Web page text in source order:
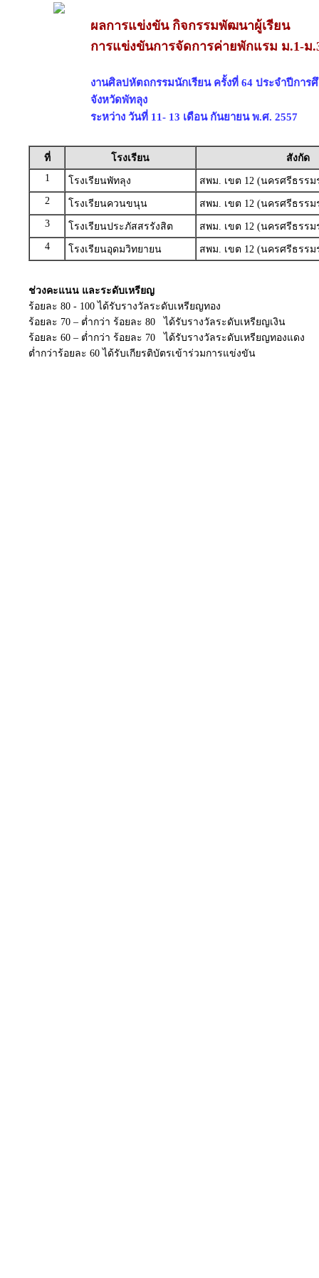
ผลการแข่งขัน กิจกรรมพัฒนาผู้เรียน
การแข่งขันการจัดการค่ายพักแรม ม.1-ม
งานศิลปหัตถกรรมนักเรียน ครั้งที่ 64 ประจำปีการ
จังหวัดพัทลุง
ระหว่าง วันที่ 11- 13 เดือน กันยายน พ.ศ. 2557
ที่ โรงเรียน
สังกัด
1
โรงเรียนพัทลุง
สพม. เขต 12 (นครศรีธรร
2
โรงเรียนควนขนุน
สพม. เขต 12 (นครศรีธรร
3
โรงเรียนประภัสสรรังสิต
สพม. เขต 12 (นครศรีธรร
4
โรงเรียนอุดมวิทยายน สพม. เขต 12 (นครศรีธรร
ช่วงคะแนน และระดับเหรียญ
ร้อยละ 80 - 100 ได้รับรางวัลระดับเหรียญทอง
ร้อยละ 70 – ต่ำกว่า ร้อยละ 80 ได้รับรางวัลระดับเหรียญเงิน
ร้อยละ 60 – ต่ำกว่า ร้อยละ 70 ได้รับรางวัลระดับเหรียญทองแดง
ต่ำกว่าร้อยละ 60 ได้รับเกียรติบัตรเข้าร่วมการแข่งขัน